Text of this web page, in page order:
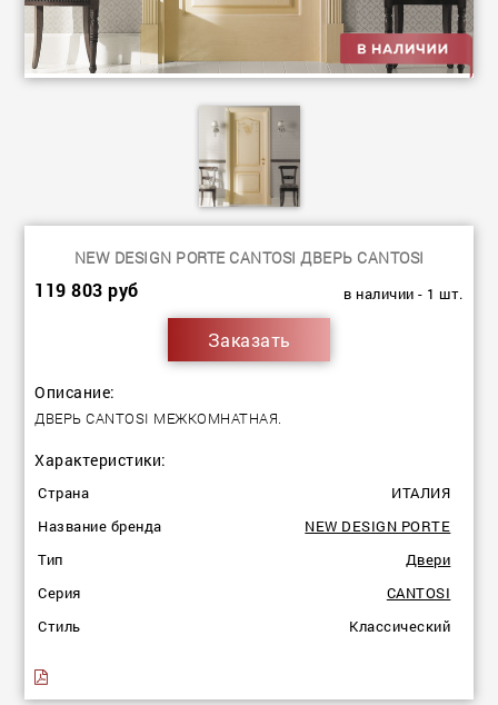
NEW DESIGN PORTE CANTOSI ДВЕРЬ CANTOSI
119 803 руб в наличии - 1 шт.
Заказать
Описание:
ДВЕРЬ CANTOSI МЕЖКОМНАТНАЯ.
Характеристики:
Страна
ИТАЛИЯ
Название бренда
NEW DESIGN PORTE
Тип
Двеpи
Серия
CANTOSI
Стиль
Классический